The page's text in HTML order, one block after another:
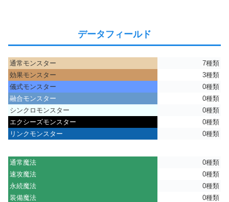
データフィールド
通常モンスター
7種類
効果モンスター
3種類
儀式モンスター
0種類
融合モンスター
0種類
シンクロモンスター
0種類
エクシーズモンスター
0種類
リンクモンスター
0種類
通常魔法
0種類
速攻魔法
0種類
永続魔法
0種類
装備魔法
0種類